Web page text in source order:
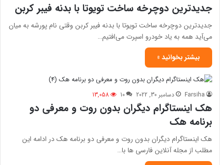
جدیدترین دوچرخه ساخت تویوتا با بدنه فیبر کربن
جدیدترین دوچرخه ساخت تویوتا با بدنه فیبر کربن وقتی نام پورشه به میان
می‌آید همه به یاد خودرو اسپرت می‌افتیم…
بیشتر بخوانید »
Farsiha دسامبر 30, 2022 10
13,058
هک اینستاگرام دیگران بدون روت و معرفی دو
برنامه هک
هک اینستاگرام دیگران بدون روت و معرفی دو برنامه هک در ادامه این
مطلب از مجله آنلاین فارسی ها با…